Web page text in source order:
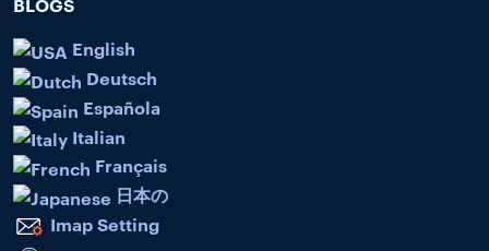
English
Deutsch
Española
Italian
Français
日本の
Imap Setting